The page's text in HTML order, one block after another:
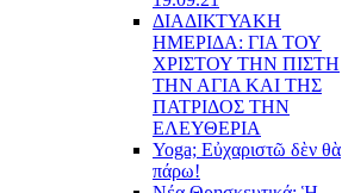
ΔΙΑΔΙΚΤΥΑΚΗ
ΗΜΕΡΙΔΑ: ΓΙΑ ΤΟΥ
ΧΡΙΣΤΟΥ ΤΗΝ ΠΙΣΤΗ
ΤΗΝ ΑΓΙΑ ΚΑΙ ΤΗΣ
ΠΑΤΡΙΔΟΣ ΤΗΝ
ΕΛΕΥΘΕΡΙΑ
Yoga; Εὐχαριστῶ δὲν θὰ
πάρω!